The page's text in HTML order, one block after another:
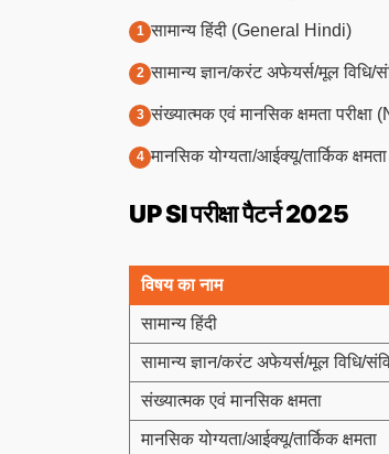
सामान्य हिंदी (General Hindi)
सामान्य ज्ञान/करंट अफेयर्स/मूल विधि/
संख्यात्मक एवं मानसिक क्षमता
मानसिक योग्यता/आईक्यू/तार्किक
UP SI परीक्षा पैटर्न 2025
विषय का नाम
सामान्य हिंदी
सामान्य ज्ञान/करंट अफेयर्स/मूल विधि/
संख्यात्मक एवं मानसिक क्षमता
मानसिक योग्यता/आईक्यू/तार्किक क्षमता